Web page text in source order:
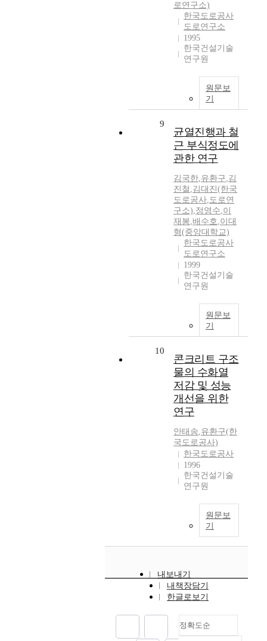
로연구소)
한국도로공사
도로연구소
1995
한국건설기술
연구원
원문보
기
9
균열진행과 철
근 부식정도에
관한 연구
김국한,유환구,김
진철 ,김대진(한국
도로공사,도로연
구소),정영수,이
재봉,배수호,이대
형(중앙대학교)
한국도로공사
도로연구소
1999
한국건설기술
연구원
원문보
기
10
콘크리트 구조
물의 수화열
저감 및 성능
개선을 위한
연구
안태송,유환구(한
국도로공사)
한국도로공사
1996
한국건설기술
연구원
원문보
기
내보내기
내책장담기
한글로보기
정확도순